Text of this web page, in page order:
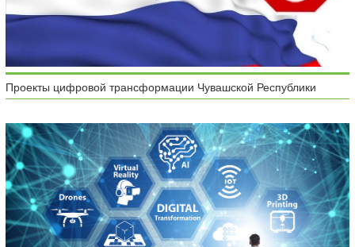
Проекты цифровой трансформации Чувашской Республики